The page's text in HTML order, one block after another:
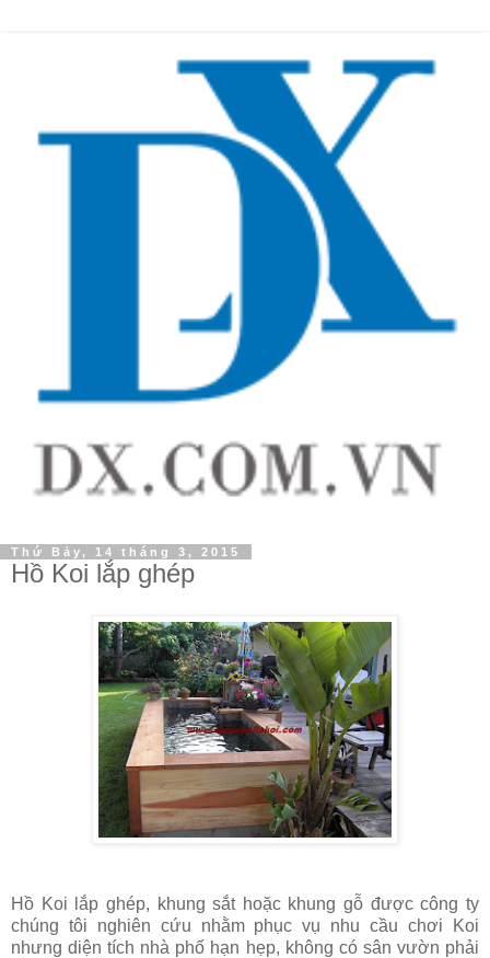
Thứ Bảy, 14 tháng 3, 2015
Hồ Koi lắp ghép
Hồ Koi lắp ghép, khung sắt hoặc khung gỗ được công ty
chúng tôi nghiên cứu nhằm phục vụ nhu cầu chơi Koi
nhưng diện tích nhà phố hạn hẹp, không có sân vườn phải